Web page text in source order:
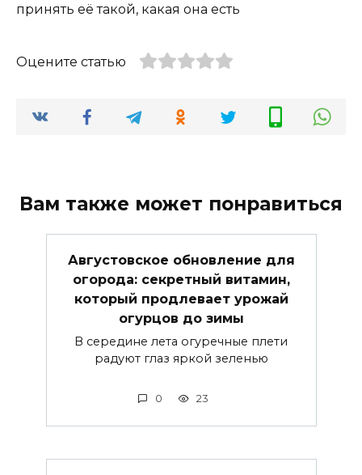
принять её такой, какая она есть
Оцените статью
Вам также может понравиться
Августовское обновление для
огорода: секретный витамин,
который продлевает урожай
огурцов до зимы
В середине лета огуречные плети
радуют глаз яркой зеленью
0 23